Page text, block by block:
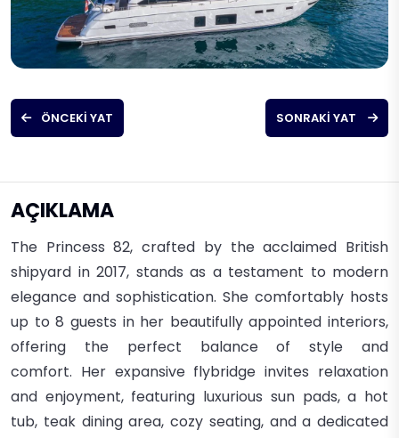
ÖNCEKI YAT SONRAKI YAT
AÇIKLAMA
The Princess 82, crafted by the acclaimed British
shipyard in 2017, stands as a testament to modern
elegance and sophistication. She comfortably hosts
up to 8 guests in her beautifully appointed interiors,
offering the perfect balance of style and
comfort. Her expansive flybridge invites relaxation
and enjoyment, featuring luxurious sun pads, a hot
tub, teak dining area, cozy seating, and a dedicated